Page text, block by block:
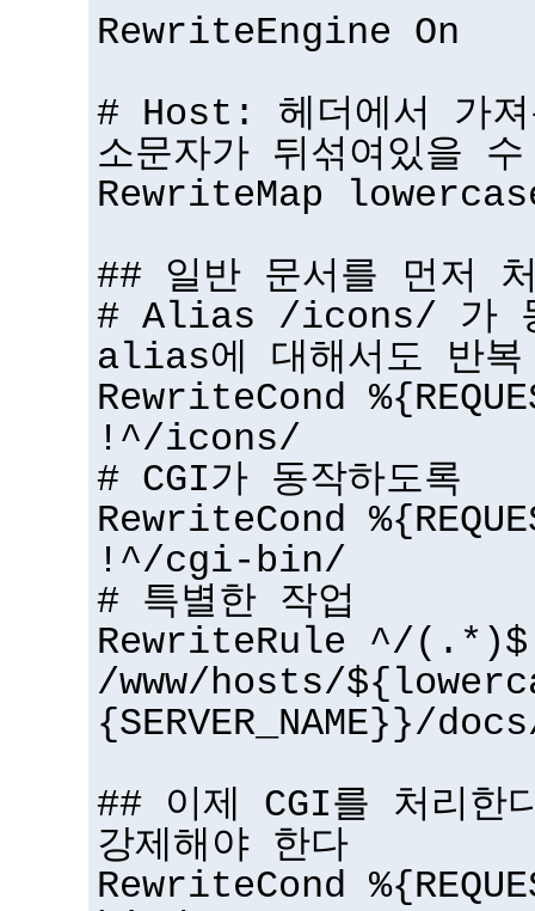
RewriteEngine On
# Host: 헤더에서 가져
소문자가 뒤섞여있을
RewriteMap
## 일반 문서를 먼저
# Alias /icons/ 가
alias에 대해서도 반복
RewriteCond
!^/icons/
# CGI가 동작하도록
RewriteCond
!^/cgi-bin/
# 특별한 작업
RewriteRule ^/(.*)$
/www/hosts/
{SERVER_NAME}}/
## 이제 CGI를 처리
강제해야 한다
RewriteCond